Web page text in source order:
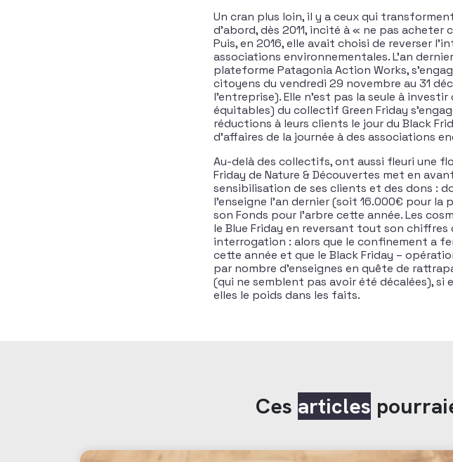
Un cran plus loin, il y a ceux qui
d’abord, dès 2011, incité à « ne pas
Puis, en 2016, elle avait choisi de reverser
associations environnementales. L’an
plateforme Patagonia Action Works,
citoyens du vendredi 29 novembre au 31
l’entreprise). Elle n’est pas la seule à
équitables) du collectif Green Friday
réductions à leurs clients le jour du Black
d’affaires de la journée à des associations
Au-delà des collectifs, ont aussi fleuri une
Friday de Nature & Découvertes met en
sensibilisation de ses clients et des dons :
l’enseigne l’an dernier (soit 16.000€ pour
son Fonds pour l’arbre cette année. Les
le Blue Friday en reversant tout son chiffres
interrogation : alors que le confinement a
cette année et que le Black Friday –
par nombre d’enseignes en quête de
(qui ne semblent pas avoir été décalées),
elles le poids dans les faits.
Ces articles